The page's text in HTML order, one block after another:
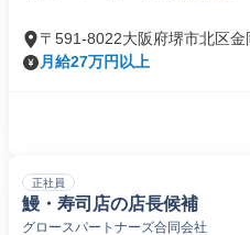
〒591-8022大阪府堺市北区金
月給27万円以上
正社員
鰻・寿司店の店長候補
グロースパートナーズ合同会社